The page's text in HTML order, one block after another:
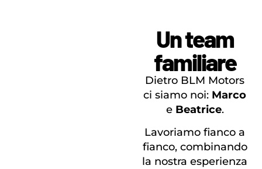
Un team
familiare
Dietro BLM Motors
ci siamo noi: Marco
e Beatrice.
Lavoriamo fianco a
fianco, combinando
la nostra esperienza